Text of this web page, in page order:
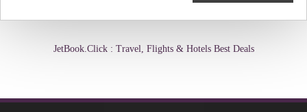
JetBook.Click : Travel, Flights & Hotels Best Deals